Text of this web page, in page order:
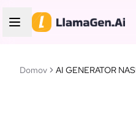
Domov AI GENERATOR